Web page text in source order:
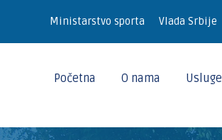
Ministarstvo sporta Vlada Srbije
Početna O nama Usluge